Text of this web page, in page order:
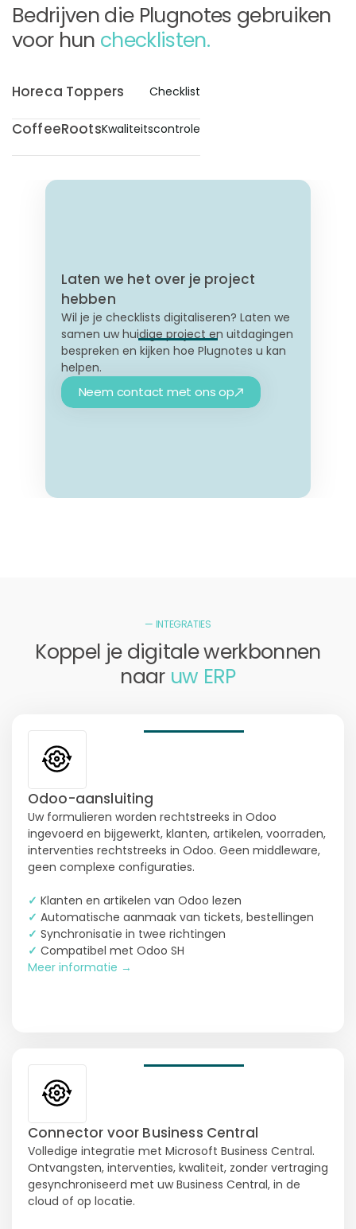
Bedrijven die Plugnotes gebruiken
voor hun checklisten.
Horeca Toppers Checklist
CoffeeRootsKwaliteitscontrole
Laten we het over je project
hebben
Wil je je checklists digitaliseren? Laten we
samen uw huidige project en uitdagingen
bespreken en kijken hoe Plugnotes u kan
helpen.
Neem contact met ons op
— INTEGRATIES
Koppel je digitale werkbonnen
naar uw ERP
Odoo-aansluiting
Uw formulieren worden rechtstreeks in Odoo
ingevoerd en bijgewerkt, klanten, artikelen, voorraden,
interventies rechtstreeks in Odoo. Geen middleware,
geen complexe configuraties.
✓ Klanten en artikelen van Odoo lezen
✓ Automatische aanmaak van tickets, bestellingen
✓ Synchronisatie in twee richtingen
✓ Compatibel met Odoo SH
Meer informatie →
Connector voor Business Central
Volledige integratie met Microsoft Business Central.
Ontvangsten, interventies, kwaliteit, zonder vertraging
gesynchroniseerd met uw Business Central, in de
cloud of op locatie.